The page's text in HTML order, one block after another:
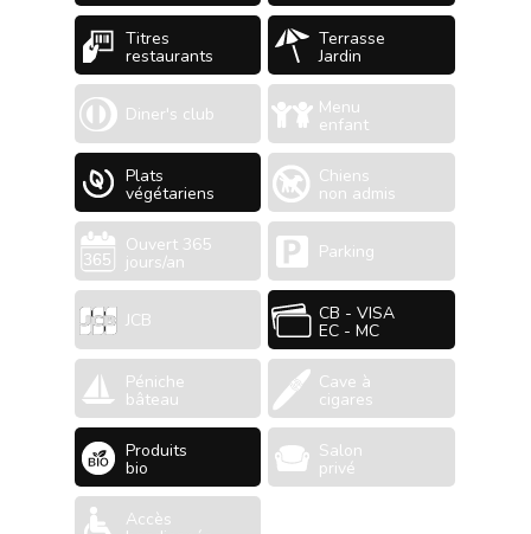
Titres
restaurants
Terrasse
Jardin
Diner's club Menu
enfant
Plats
végétariens
Chiens
non admis
Ouvert 365
jours/an Parking
JCB CB - VISA
EC - MC
Péniche
bâteau
Cave à
cigares
Produits
bio
Salon
privé
Accès